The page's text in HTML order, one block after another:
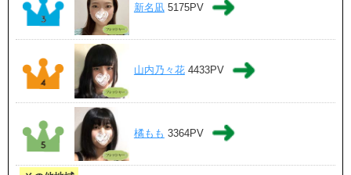
新名凪5175PV
山内乃々花4433PV
橘もも 3364PV